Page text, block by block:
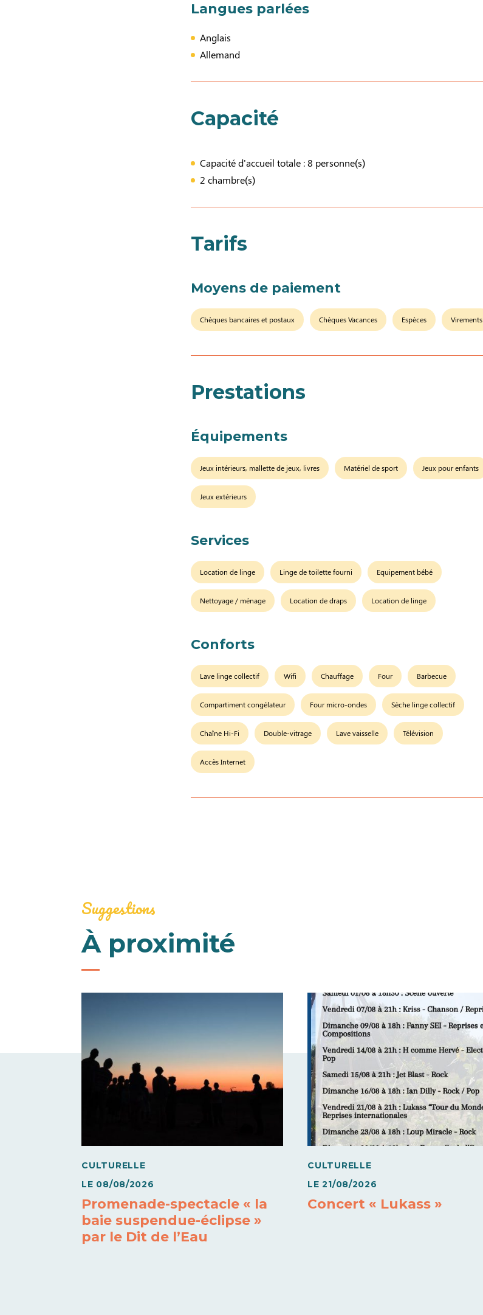
Langues parlées
Anglais
Allemand
Capacité
Capacité d'accueil totale : 8 personne(s)
2 chambre(s)
Tarifs
Moyens de paiement
Chèques bancaires et postaux Chèques Vacances Espèces Virements
Prestations
Équipements
Jeux intérieurs, mallette de jeux, livres Matériel de sport Jeux pour enfants
Jeux extérieurs
Services
Location de linge Linge de toilette fourni Equipement bébé
Nettoyage / ménage Location de draps Location de linge
Conforts
Lave linge collectif Wifi Chauffage Four Barbecue
Compartiment congélateur Four micro-ondes Sèche linge collectif
Chaîne Hi-Fi Double-vitrage Lave vaisselle Télévision
Accès Internet
Suggestions
À proximité
CULTURELLE
LE 08/08/2026
Promenade-spectacle « la
baie suspendue-éclipse »
par le Dit de l’Eau
CULTURELLE
LE 21/08/2026
Concert « Lukass »